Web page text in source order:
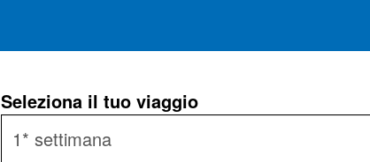
Seleziona il tuo viaggio